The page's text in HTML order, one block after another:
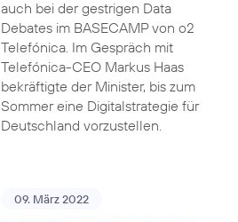
auch bei der gestrigen Data
Debates im BASECAMP von o2
Telefónica. Im Gespräch mit
Telefónica-CEO Markus Haas
bekräftigte der Minister, bis zum
Sommer eine Digitalstrategie für
Deutschland vorzustellen.
09. März 2022